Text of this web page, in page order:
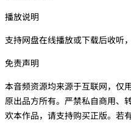
播放说明
支持网盘在线播放或下载后收听
免责声明
本音频资源均来源于互联网，仅
原出品方所有。严禁私自商用、
欢本作品，请支持购买正版。若